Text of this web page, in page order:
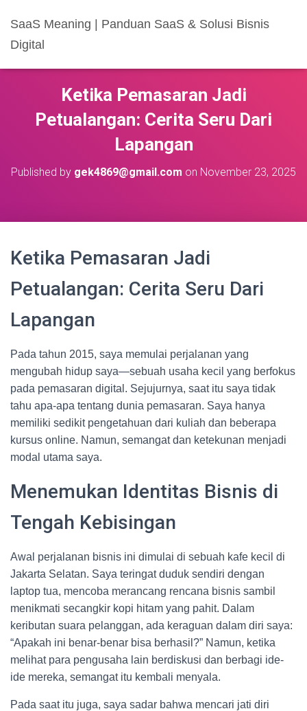
SaaS Meaning | Panduan SaaS & Solusi Bisnis
Digital
Ketika Pemasaran Jadi
Petualangan: Cerita Seru Dari
Lapangan
Published by gek4869@gmail.com on November 23, 2025
Ketika Pemasaran Jadi
Petualangan: Cerita Seru Dari
Lapangan
Pada tahun 2015, saya memulai perjalanan yang
mengubah hidup saya—sebuah usaha kecil yang berfokus
pada pemasaran digital. Sejujurnya, saat itu saya tidak
tahu apa-apa tentang dunia pemasaran. Saya hanya
memiliki sedikit pengetahuan dari kuliah dan beberapa
kursus online. Namun, semangat dan ketekunan menjadi
modal utama saya.
Menemukan Identitas Bisnis di
Tengah Kebisingan
Awal perjalanan bisnis ini dimulai di sebuah kafe kecil di
Jakarta Selatan. Saya teringat duduk sendiri dengan
laptop tua, mencoba merancang rencana bisnis sambil
menikmati secangkir kopi hitam yang pahit. Dalam
keributan suara pelanggan, ada keraguan dalam diri saya:
“Apakah ini benar-benar bisa berhasil?” Namun, ketika
melihat para pengusaha lain berdiskusi dan berbagi ide-
ide mereka, semangat itu kembali menyala.
Pada saat itu juga, saya sadar bahwa mencari jati diri